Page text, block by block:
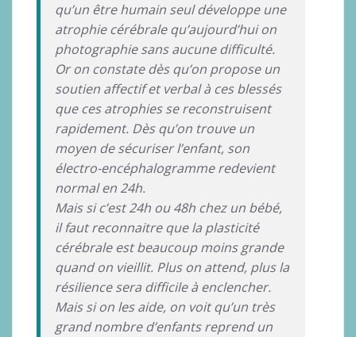
qu’un être humain seul développe une
atrophie cérébrale qu’aujourd’hui on
photographie sans aucune difficulté.
Or on constate dès qu’on propose un
soutien affectif et verbal à ces blessés
que ces atrophies se reconstruisent
rapidement. Dès qu’on trouve un
moyen de sécuriser l’enfant, son
électro-encéphalogramme redevient
normal en 24h.
Mais si c’est 24h ou 48h chez un bébé,
il faut reconnaitre que la plasticité
cérébrale est beaucoup moins grande
quand on vieillit. Plus on attend, plus la
résilience sera difficile à enclencher.
Mais si on les aide, on voit qu’un très
grand nombre d’enfants reprend un